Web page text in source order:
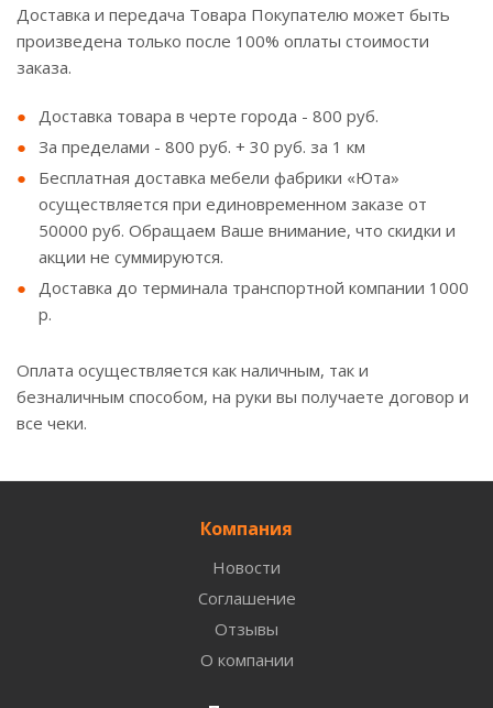
Доставка и передача Товара Покупателю может быть
произведена только после 100% оплаты стоимости
заказа.
Доставка товара в черте города - 800 руб.
За пределами - 800 руб. + 30 руб. за 1 км
Бесплатная доставка мебели фабрики «Юта»
осуществляется при единовременном заказе от
50000 руб. Обращаем Ваше внимание, что скидки и
акции не суммируются.
Доставка до терминала транспортной компании 1000
р.
Оплата осуществляется как наличным, так и
безналичным способом, на руки вы получаете договор и
все чеки.
Компания
Новости
Соглашение
Отзывы
О компании